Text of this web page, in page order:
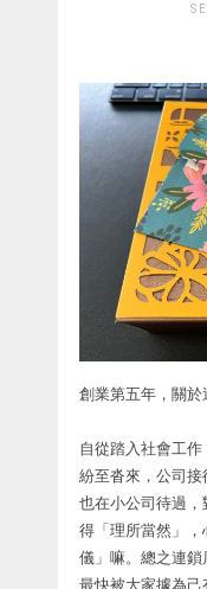
創業第五年，關於
自從踏入社會工
紛至沓來，公司接
也在小公司待過
得「理所當然」
儀」嘛。總之連
最快被大家據為己